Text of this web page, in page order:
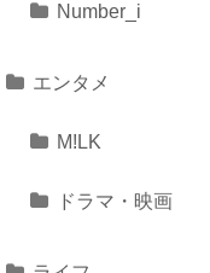
Number_i
エンタメ
M!LK
ドラマ・映画